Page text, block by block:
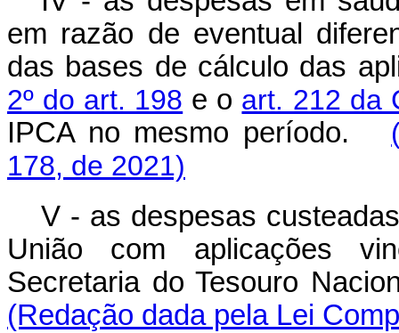
em razão de eventual
das bases de cálculo das
2º do art. 198 e o art. 212 da
IPCA no mesmo período.
178, de 2021)
V - as despesas
União com aplicações
Secretaria do Tesouro
(Redação dada pela Lei